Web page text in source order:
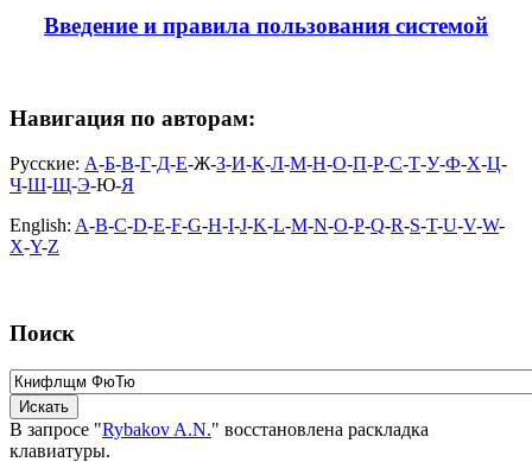
Введение и правила пользования системой
Навигация по авторам:
Русские: А-Б-В-Г-Д-Е-Ж-З-И-К-Л-М-Н-О-П-Р-С-Т-У-Ф-Х-Ц-
Ч-Ш-Щ-Э-Ю-Я
English: A-B-C-D-E-F-G-H-I-J-K-L-M-N-O-P-Q-R-S-T-U-V-W-
X-Y-Z
Поиск
В запросе "Rybakov A.N." восстановлена раскладка
клавиатуры.